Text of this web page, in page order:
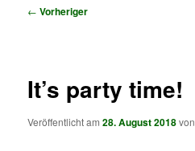
Beitragsnavigation
← Vorheriger
It’s party time!
Veröffentlicht am28. August 2018von